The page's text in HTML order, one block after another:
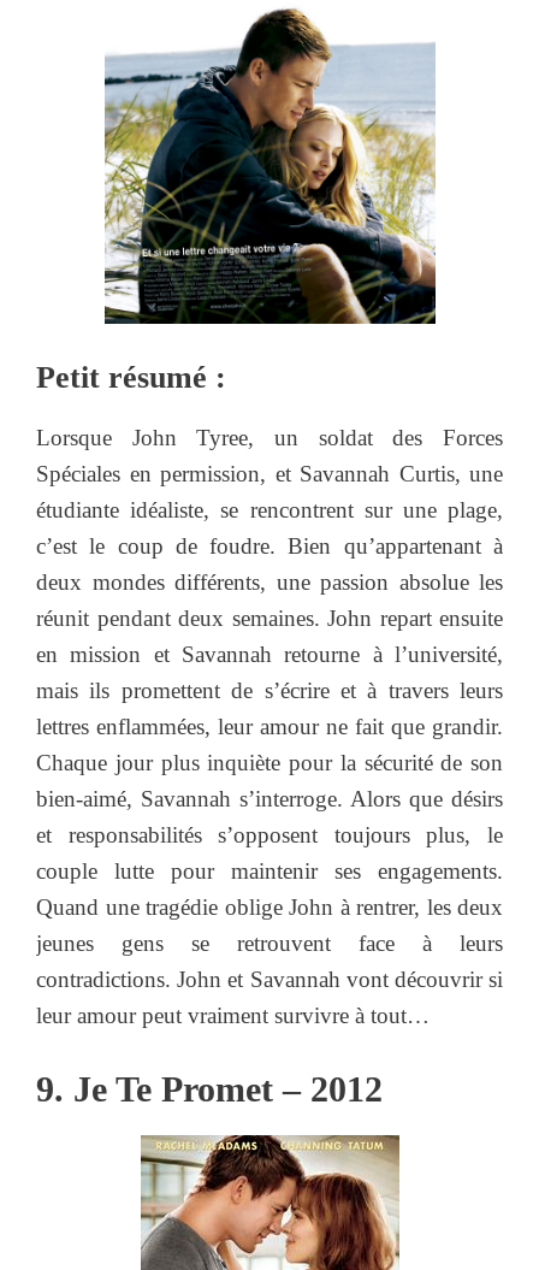
Petit résumé :
Lorsque John Tyree, un soldat des Forces
Spéciales en permission, et Savannah Curtis, une
étudiante idéaliste, se rencontrent sur une plage,
c’est le coup de foudre. Bien qu’appartenant à
deux mondes différents, une passion absolue les
réunit pendant deux semaines. John repart ensuite
en mission et Savannah retourne à l’université,
mais ils promettent de s’écrire et à travers leurs
lettres enflammées, leur amour ne fait que grandir.
Chaque jour plus inquiète pour la sécurité de son
bien-aimé, Savannah s’interroge. Alors que désirs
et responsabilités s’opposent toujours plus, le
couple lutte pour maintenir ses engagements.
Quand une tragédie oblige John à rentrer, les deux
jeunes gens se retrouvent face à leurs
contradictions. John et Savannah vont découvrir si
leur amour peut vraiment survivre à tout…
9. Je Te Promet – 2012